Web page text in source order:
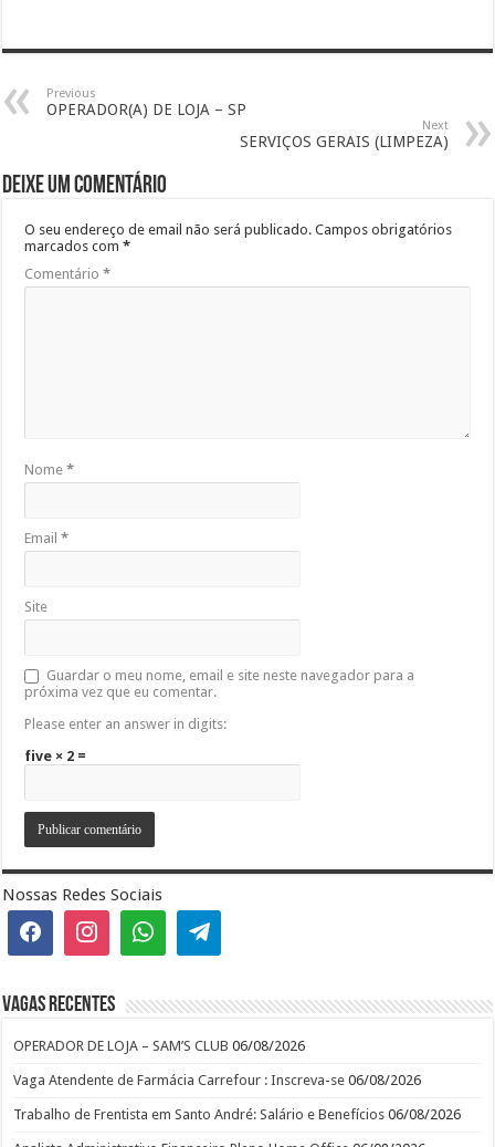
Previous
OPERADOR(A) DE LOJA – SP
Next
SERVIÇOS GERAIS (LIMPEZA)
Deixe um comentário
O seu endereço de email não será publicado. Campos obrigatórios
marcados com*
Comentário*
Nome*
Email*
Site
Guardar o meu nome, email e site neste navegador para a
próxima vez que eu comentar.
Please enter an answer in digits:
five × 2 =
Nossas Redes Sociais
Vagas recentes
OPERADOR DE LOJA – SAM’S CLUB 06/08/2026
Vaga Atendente de Farmácia Carrefour : Inscreva-se 06/08/2026
Trabalho de Frentista em Santo André: Salário e Benefícios 06/08/2026